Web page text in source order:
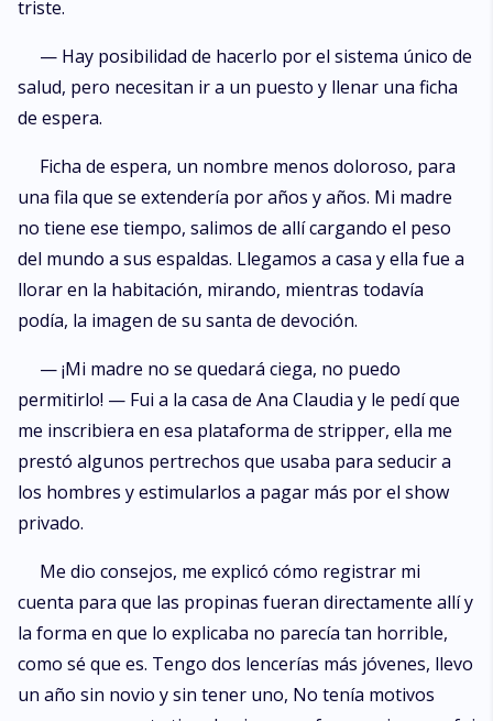
triste.
— Hay posibilidad de hacerlo por el sistema único de
salud, pero necesitan ir a un puesto y llenar una ficha
de espera.
Ficha de espera, un nombre menos doloroso, para
una fila que se extendería por años y años. Mi madre
no tiene ese tiempo, salimos de allí cargando el peso
del mundo a sus espaldas. Llegamos a casa y ella fue a
llorar en la habitación, mirando, mientras todavía
podía, la imagen de su santa de devoción.
— ¡Mi madre no se quedará ciega, no puedo
permitirlo! — Fui a la casa de Ana Claudia y le pedí que
me inscribiera en esa plataforma de stripper, ella me
prestó algunos pertrechos que usaba para seducir a
los hombres y estimularlos a pagar más por el show
privado.
Me dio consejos, me explicó cómo registrar mi
cuenta para que las propinas fueran directamente allí y
la forma en que lo explicaba no parecía tan horrible,
como sé que es. Tengo dos lencerías más jóvenes, llevo
un año sin novio y sin tener uno, No tenía motivos